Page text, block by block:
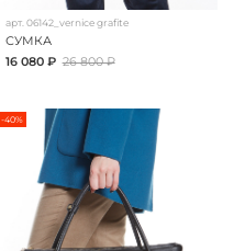
арт. 06142_vernice grafite
СУМКА
16 080 ₽ 26 800 ₽
-40%